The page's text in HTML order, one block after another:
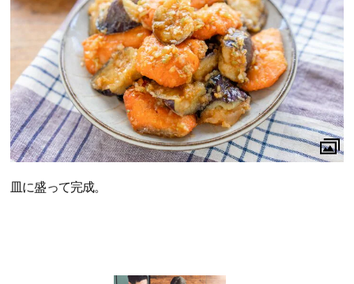
皿に盛って完成。